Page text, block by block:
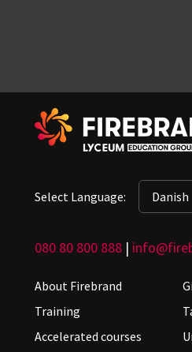
Select Language:
080 80 800 888 |
About Firebrand
Training
Accelerated courses